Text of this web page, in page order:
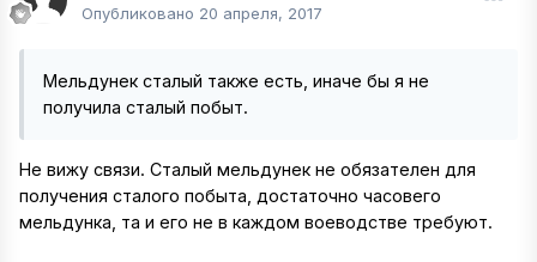
Опубликовано 20 апреля, 2017
Мельдунек сталый также есть, иначе бы я не
получила сталый побыт.
Не вижу связи. Сталый мельдунек не обязателен для
получения сталого побыта, достаточно часовего
мельдунка, та и его не в каждом воеводстве требуют.